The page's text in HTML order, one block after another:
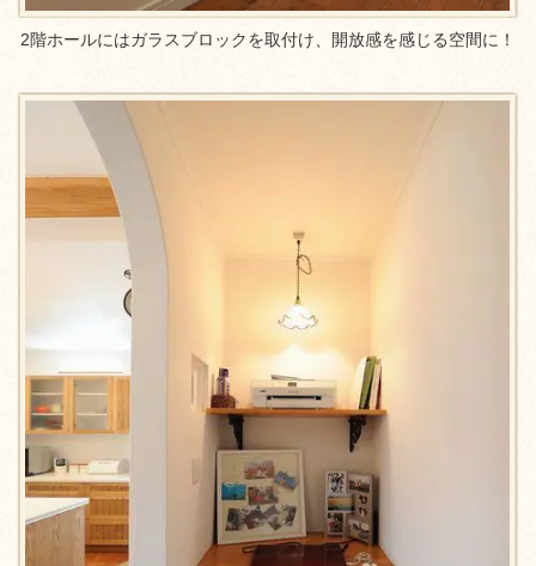
2階ホールにはガラスブロックを取付け、開放感を感じる空間に！